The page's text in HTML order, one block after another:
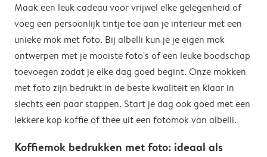
de hand af te wassen om het magische
verrassingseffect zo goed mogelijk te behouden.
de verzendkosten voor bestellingen buiten de EU geen
eventuele bijkomende kosten van het land omvatten,
zoals invoerrechten, invoer-btw en douanekosten. Wij
zijn niet verantwoordelijk voor deze kosten. Je kunt
contact opnemen met je lokale douane-autoriteiten
om te zien of er extra kosten moeten worden betaald
voor je bestelling.
Maak een leuk cadeau voor vrijwel elke gelegenheid of
voeg een persoonlijk tintje toe aan je interieur met een
unieke mok met foto. Bij albelli kun je je eigen mok
ontwerpen met je mooiste foto's of een leuke boodschap
toevoegen zodat je elke dag goed begint. Onze mokken
met foto zijn bedrukt in de beste kwaliteit en klaar in
slechts een paar stappen. Start je dag ook goed met een
lekkere kop koffie of thee uit een fotomok van albelli.
Koffiemok bedrukken met foto: ideaal als